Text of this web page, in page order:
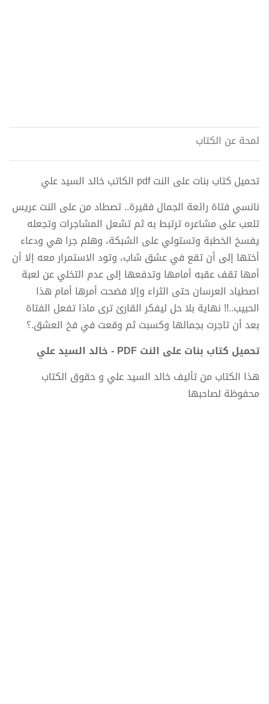
لمحة عن الكتاب
تحميل كتاب بنات على النت pdf الكاتب خالد السيد علي
نانسي فتاة رائعة الجمال فقيرة.. تصطاد من على النت عريس
تلعب على مشاعره ترتبط به ثم تشعل المشاجرات وتجعله
يفسخ الخطبة وتستولي على الشبكة، وهلم جرا هي ودعاء
أختها إلى أن تقع في عشق شاب، وتود الاستمرار معه إلا أن
أمها تقف عقبه أمامها وتدفعها إلى عدم التخلي عن لعبة
اصطياد العرسان حتى الثراء وإلا فضحت أمرها أمام هذا
الحبيب..!! نهاية بلا حل ليفكر القارئ ترى ماذا تفعل الفتاة
بعد أن تاجرت بجمالها وكسبت ثم وقعت في فخ العشق.؟
تحميل كتاب بنات على النت PDF - خالد السيد علي
هذا الكتاب من تأليف خالد السيد علي و حقوق الكتاب
محفوظة لصاحبها